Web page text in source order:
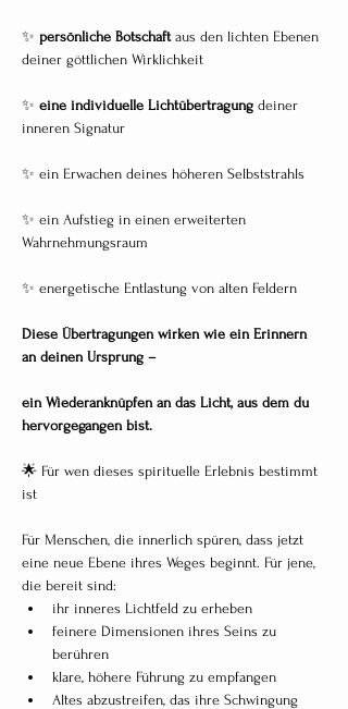
✨ persönliche Botschaft aus den lichten Ebenen
deiner göttlichen Wirklichkeit
✨ eine individuelle Lichtübertragung deiner
inneren Signatur
✨ ein Erwachen deines höheren Selbststrahls
✨ ein Aufstieg in einen erweiterten
Wahrnehmungsraum
✨ energetische Entlastung von alten Feldern
Diese Übertragungen wirken wie ein Erinnern
an deinen Ursprung –
ein Wiederanknüpfen an das Licht, aus dem du
hervorgegangen bist.
🌟 Für wen dieses spirituelle Erlebnis bestimmt
ist
Für Menschen, die innerlich spüren, dass jetzt
eine neue Ebene ihres Weges beginnt. Für jene,
die bereit sind:
ihr inneres Lichtfeld zu erheben
feinere Dimensionen ihres Seins zu
berühren
klare, höhere Führung zu empfangen
Altes abzustreifen, das ihre Schwingung